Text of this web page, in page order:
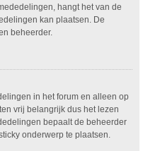
hangt het van de
kan plaatsen. De
beheerder.
in het forum en alleen op
vrij belangrijk dus het lezen
bepaalt de beheerder
onderwerp te plaatsen.